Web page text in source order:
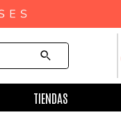
TIENDAS